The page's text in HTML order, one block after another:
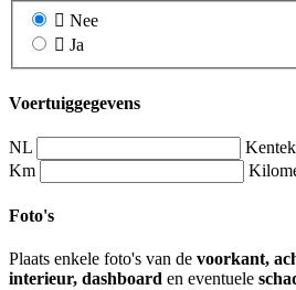
Nee
Ja
Voertuiggegevens
NL
Km
Foto's
Plaats enkele foto's van de voorkant,
interieur, dashboard en eventuele